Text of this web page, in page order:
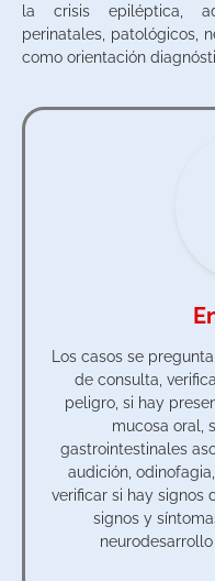
la crisis epiléptica,
perinatales, patológicos,
como orientación
Los casos se
de consulta,
peligro, si hay
mucosa oral,
gastrointestinales
audición,
verificar si hay signos
signos y